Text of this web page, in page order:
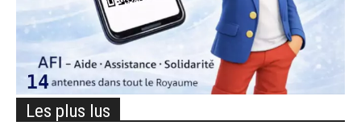
Les plus lus